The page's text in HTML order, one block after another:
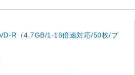
R（4.7GB/1-16倍速対応/50枚/プ